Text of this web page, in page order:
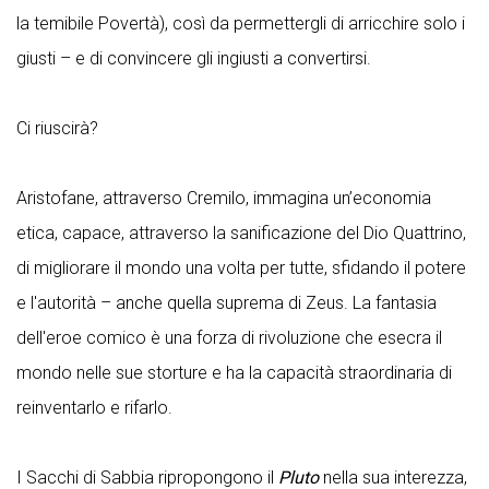
la temibile Povertà), così da permettergli di arricchire solo i
giusti – e di convincere gli ingiusti a convertirsi.
Ci riuscirà?
Aristofane, attraverso Cremilo, immagina un’economia
etica, capace, attraverso la sanificazione del Dio Quattrino,
di migliorare il mondo una volta per tutte, sfidando il potere
e l'autorità – anche quella suprema di Zeus. La fantasia
dell'eroe comico è una forza di rivoluzione che esecra il
mondo nelle sue storture e ha la capacità straordinaria di
reinventarlo e rifarlo.
I Sacchi di Sabbia ripropongono il Plutonella sua interezza,